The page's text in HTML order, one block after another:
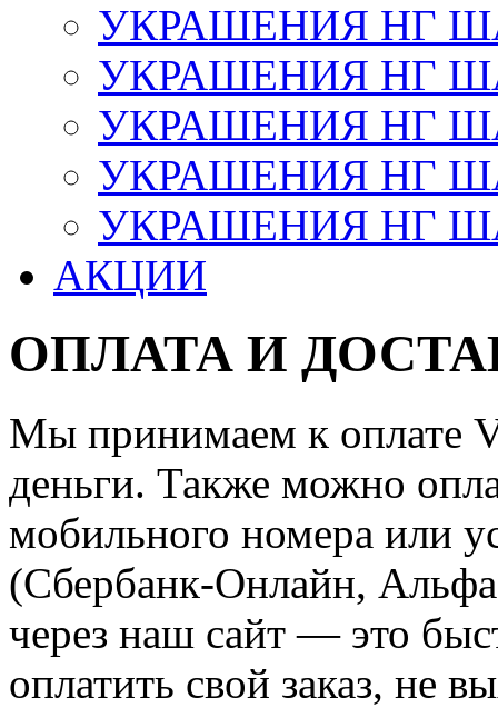
УКРАШЕНИЯ НГ
УКРАШЕНИЯ НГ
УКРАШЕНИЯ НГ
УКРАШЕНИЯ НГ
УКРАШЕНИЯ НГ
АКЦИИ
ОПЛАТА И
Мы принимаем к оплате
деньги. Также можно
мобильного номера или
(Сбербанк-Онлайн,
через наш сайт — это
оплатить свой заказ, не